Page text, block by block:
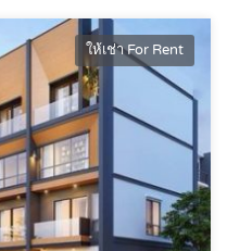
ให้เช่า For Rent